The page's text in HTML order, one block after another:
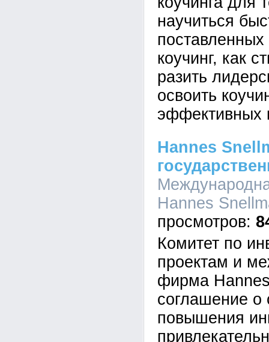
научиться
коучинг, как
разить
освоить
эффективных
Hannes
Hannes
Комитет по
проектам и
фирма
соглашение о
повышения